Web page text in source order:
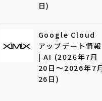
日)
Google Cloud
アップデート情報
| AI (2026年7月
20日〜2026年7
26日)